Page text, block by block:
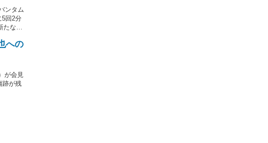
ンタム
回2分
たなト
への
が会見
跡が残